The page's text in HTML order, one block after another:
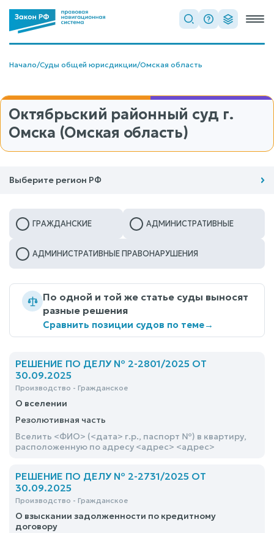
Начало/Суды общей юрисдикции/Омская область
Октябрьский районный суд г.
Омска (Омская область)
Выберите регион РФ
ГРАЖДАНСКИЕ АДМИНИСТРАТИВНЫЕ
АДМИНИСТРАТИВНЫЕ ПРАВОНАРУШЕНИЯ
По одной и той же статье суды выносят
разные решения
Сравнить позиции судов по теме→
РЕШЕНИЕ ПО ДЕЛУ № 2-2801/2025 ОТ
30.09.2025
Производство - Гражданское
О вселении
Резолютивная часть
Вселить <ФИО> (<дата> г.р., паспорт №) в квартиру,
расположенную по адресу <адрес> <адрес>
РЕШЕНИЕ ПО ДЕЛУ № 2-2731/2025 ОТ
30.09.2025
Производство - Гражданское
О взыскании задолженности по кредитному
договору